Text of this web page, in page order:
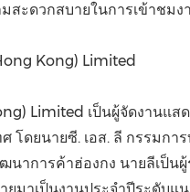
สะดวกสบายในการเข้าชม
Kong) Limited
) Limited เป็นผู้จัดงานแ
ศ โดยนายซี. เอส. ลี กรรมก
นาการค้าฮ่องกง นายลีเป็